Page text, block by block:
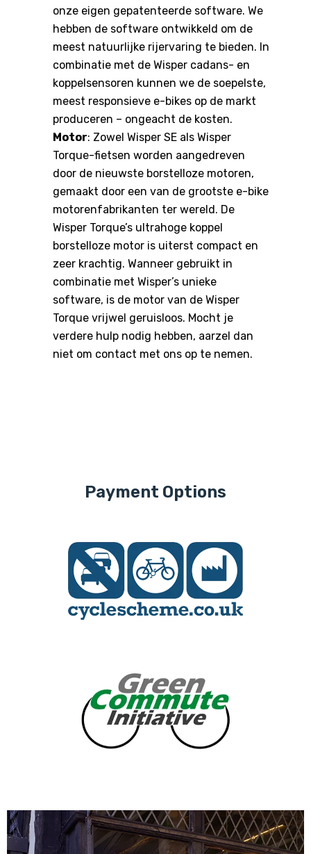
onze eigen gepatenteerde software. We
hebben de software ontwikkeld om de
meest natuurlijke rijervaring te bieden. In
combinatie met de Wisper cadans- en
koppelsensoren kunnen we de soepelste,
meest responsieve e-bikes op de markt
produceren – ongeacht de kosten.
Motor: Zowel Wisper SE als Wisper
Torque-fietsen worden aangedreven
door de nieuwste borstelloze motoren,
gemaakt door een van de grootste e-bike
motorenfabrikanten ter wereld. De
Wisper Torque’s ultrahoge koppel
borstelloze motor is uiterst compact en
zeer krachtig. Wanneer gebruikt in
combinatie met Wisper’s unieke
software, is de motor van de Wisper
Torque vrijwel geruisloos. Mocht je
verdere hulp nodig hebben, aarzel dan
niet om contact met ons op te nemen.
Payment Options